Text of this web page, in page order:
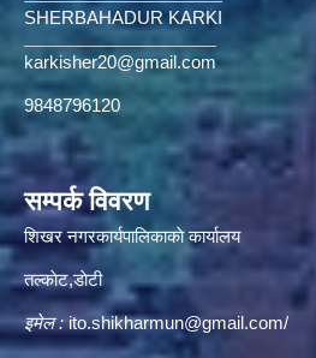
SHERBAHADUR KARKI
karkisher20@gmail.com
9848796120
सम्पर्क विवरण
शिखर नगरकार्यपालिकाकाे कार्यालय
तल्काेट,डाेटी
इमेल :ito.shikharmun@gmail.com/